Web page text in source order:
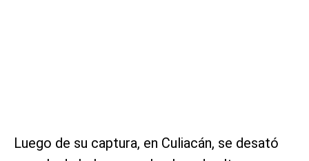
Luego de su captura, en Culiacán, se desató